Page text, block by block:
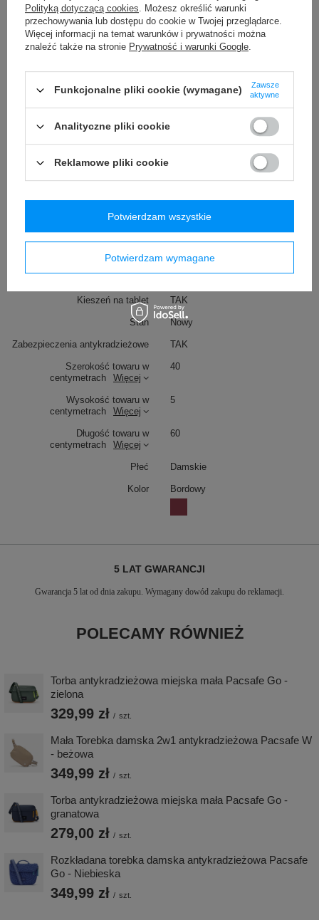
Technologie/Zabezpieczenia TurnNLock
Więcej
Carrysafe
Więcej
RFID
Więcej
Wymiary
Długość paska 75 cm
Pojemność
Materiał
Wodoodporność 1000 mm
Kieszonka na długopis TAK
Kieszeń na tablet TAK
Stan Nowy
Zabezpieczenia antykradzieżowe TAK
Szerokość towaru w
centymetrach
Więcej
40
Wysokość towaru w
centymetrach
Więcej
5
Długość towaru w
centymetrach
Więcej
60
Płeć Damskie
Kolor Bordowy
5 LAT GWARANCJI
Gwarancja 5 lat od dnia zakupu. Wymagany dowód zakupu do reklamacji.
POLECAMY RÓWNIEŻ
Torba antykradzieżowa miejska mała Pacsafe Go -
zielona
329,99 zł / szt.
Mała Torebka damska 2w1 antykradzieżowa Pacsafe W
- beżowa
349,99 zł / szt.
Torba antykradzieżowa miejska mała Pacsafe Go -
granatowa
279,00 zł / szt.
Rozkładana torebka damska antykradzieżowa Pacsafe
Go - Niebieska
349,99 zł / szt.
Polityką dotyczącą cookies. Możesz określić warunki
przechowywania lub dostępu do cookie w Twojej przeglądarce.
Więcej informacji na temat warunków i prywatności można
znaleźć także na stronie Prywatność i warunki Google.
Funkcjonalne pliki cookie (wymagane)
Zawsze
aktywne
Analityczne pliki cookie
Reklamowe pliki cookie
Potwierdzam wymagane
Potwierdzam wszystkie